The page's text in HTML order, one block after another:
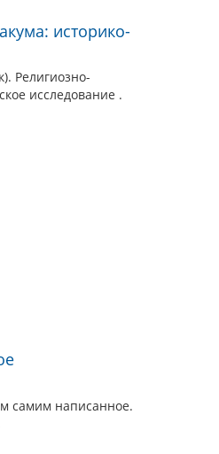
историко-
Религиозно-
исследование .
самим написанное.